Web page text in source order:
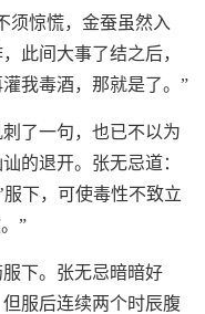
须惊慌，金蚕虽然入
此间大事了结之后，
我毒酒，那就是了。”
了一句，也已不以为
的退开。张无忌道：
服下，可使毒性不致立
”
下。张无忌暗暗好
服后连续两个时辰腹